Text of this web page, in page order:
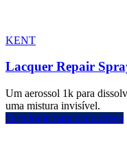
KENT
Lacquer Repair
Um aerossol 1k para
uma mistura invisível.
Faça login para ver o preço